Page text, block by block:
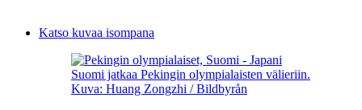
Katso kuvaa isompana
Suomi jatkaa Pekingin olympialaisten välieriin.
Kuva: Huang Zongzhi / Bildbyrån